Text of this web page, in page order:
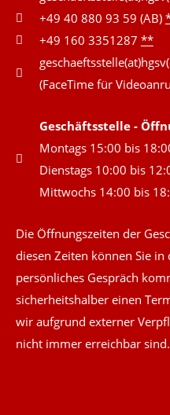
+49 40 880 93 59 (AB)
+49 160 3351287 **
(FaceTime für
Geschäftsstelle -
Montags 15:00 bis
Dienstags 10:00 bis
Mittwochs 14:00 bis
Die Öffnungszeiten der
diesen Zeiten können Sie
persönliches Gespräch
sicherheitshalber einen
wir aufgrund externer
nicht immer erreichbar sind.